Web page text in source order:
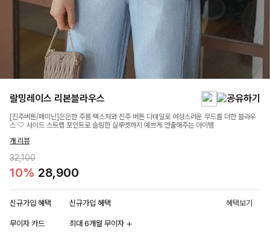
랄밍레이스 리본블라우스
[진주버튼/페미닌]은은한 주름 텍스처와 진주 버튼 디테일로 여성스러운 무드를 더한 블라우
스 🤍 사이드 스트랩 포인트로 슬림한 실루엣까지 예쁘게 연출해주는 아이템
개 리뷰
32,100
10% 28,900
신규가입 혜택 신규가입 혜택 혜택보기
무이자 카드 최대 6개월 무이자